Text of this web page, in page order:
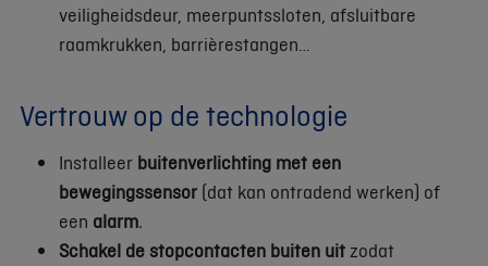
veiligheidsdeur, meerpuntssloten, afsluitbare
raamkrukken, barrièrestangen…
Vertrouw op de technologie
Installeer buitenverlichting met een
bewegingssensor (dat kan ontradend werken) of
een alarm.
Schakel de stopcontacten buiten uitzodat